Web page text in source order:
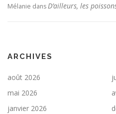
Mélanie dans D’ailleurs, les
ARCHIVES
août 2026
mai 2026
janvier 2026